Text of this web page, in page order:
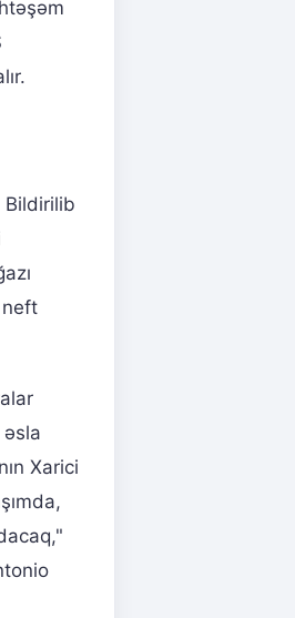
Bildirilib
neft
əsla
Xarici